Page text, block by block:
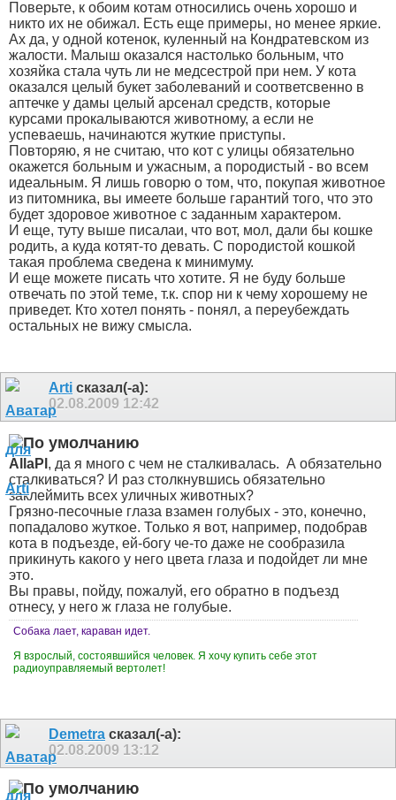
Поверьте, к обоим котам относились очень хорошо и
никто их не обижал. Есть еще примеры, но менее яркие.
Ах да, у одной котенок, куленный на Кондратевском из
жалости. Малыш оказался настолько больным, что
хозяйка стала чуть ли не медсестрой при нем. У кота
оказался целый букет заболеваний и соответсвенно в
аптечке у дамы целый арсенал средств, которые
курсами прокалываются животному, а если не
успеваешь, начинаются жуткие приступы.
Повторяю, я не считаю, что кот с улицы обязательно
окажется больным и ужасным, а породистый - во всем
идеальным. Я лишь говорю о том, что, покупая животное
из питомника, вы имеете больше гарантий того, что это
будет здоровое животное с заданным характером.
И еще, туту выше писалаи, что вот, мол, дали бы кошке
родить, а куда котят-то девать. С породистой кошкой
такая проблема сведена к минимуму.
И еще можете писать что хотите. Я не буду больше
отвечать по этой теме, т.к. спор ни к чему хорошему не
приведет. Кто хотел понять - понял, а переубеждать
остальных не вижу смысла.
Arti сказал(-а):
02.08.2009 12:42
AllaPl , да я много с чем не сталкивалась. А обязательно
сталкиваться? И раз столкнувшись обязательно
заклеймить всех уличных животных?
Грязно-песочные глаза взамен голубых - это, конечно,
попадалово жуткое. Только я вот, например, подобрав
кота в подъезде, ей-богу че-то даже не сообразила
прикинуть какого у него цвета глаза и подойдет ли мне
это.
Вы правы, пойду, пожалуй, его обратно в подъезд
отнесу, у него ж глаза не голубые.
Собака лает, караван идет.
Я взрослый, состоявшийся человек. Я хочу купить себе этот
радиоуправляемый вертолет!
Demetra сказал(-а):
02.08.2009 13:12